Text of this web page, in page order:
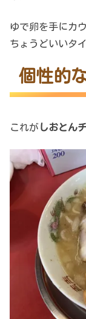
ゆで卵を手にカ
ちょうどいいタ
個性的
これが しおとん